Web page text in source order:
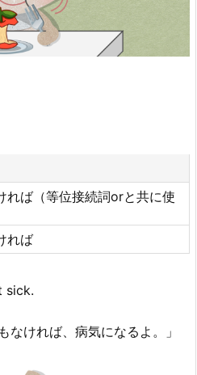
れば（等位接続詞orと共に使
れば
sick.
なければ、病気になるよ。」